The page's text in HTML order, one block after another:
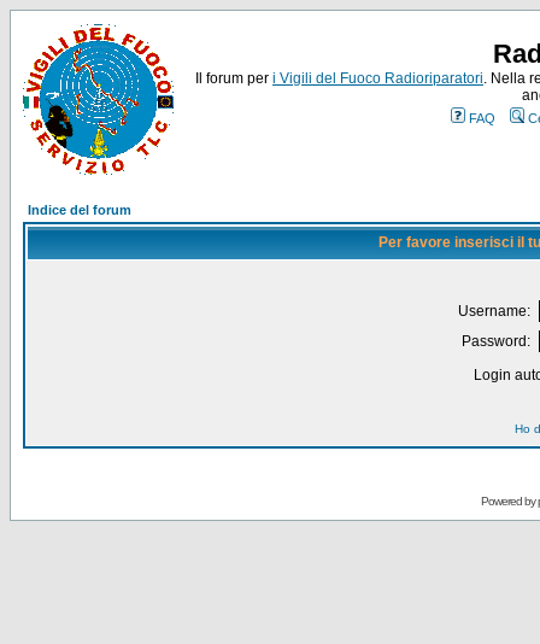
Il forum per i Vigili del Fuoco Radioriparatori. Nella
FAQ
Indice del forum
Per favore inserisci il
Username:
Password:
Login
Ho
Powered by